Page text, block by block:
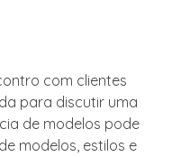
com clientes
para discutir uma
de modelos pode
modelos, estilos e